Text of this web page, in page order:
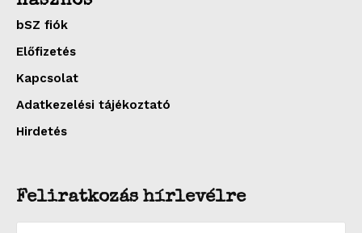
bSZ fiók
Előfizetés
Kapcsolat
Adatkezelési tájékoztató
Hirdetés
Feliratkozás hírlevélre